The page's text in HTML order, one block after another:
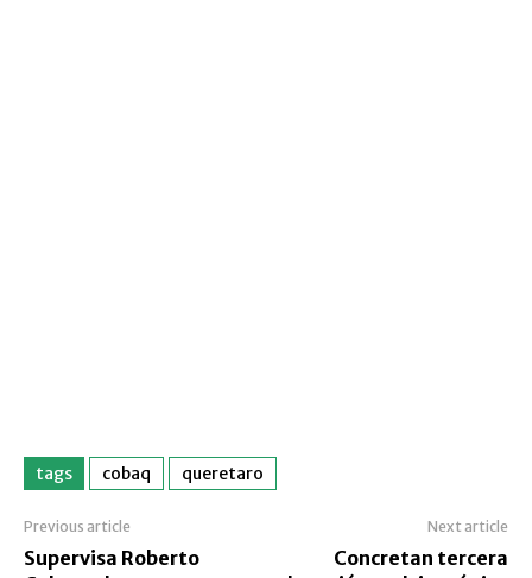
tags cobaq queretaro
Previous article
Supervisa Roberto
Next article
Concretan tercera